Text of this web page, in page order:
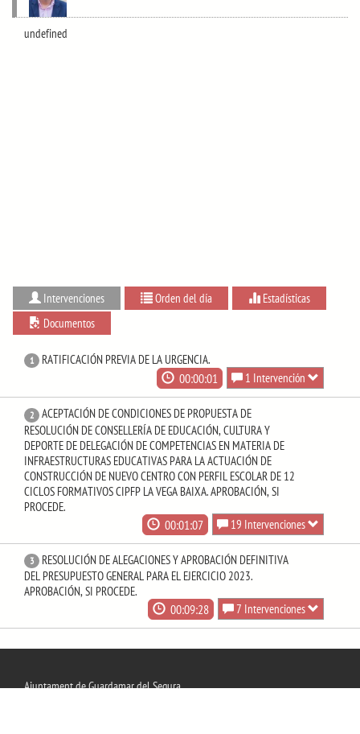
undefined
Intervenciones Orden del día
Estadísticas
Documentos
1 RATIFICACIÓN PREVIA DE LA URGENCIA.
00:00:01 1 Intervención
2
ACEPTACIÓN DE CONDICIONES DE PROPUESTA DE
RESOLUCIÓN DE CONSELLERÍA DE EDUCACIÓN, CULTURA Y
DEPORTE DE DELEGACIÓN DE COMPETENCIAS EN MATERIA DE
INFRAESTRUCTURAS EDUCATIVAS PARA LA ACTUACIÓN DE
CONSTRUCCIÓN DE NUEVO CENTRO CON PERFIL ESCOLAR DE 12
CICLOS FORMATIVOS CIPFP LA VEGA BAIXA. APROBACIÓN, SI
PROCEDE.
00:01:07 19 Intervenciones
3
RESOLUCIÓN DE ALEGACIONES Y APROBACIÓN DEFINITIVA
DEL PRESUPUESTO GENERAL PARA EL EJERCICIO 2023.
APROBACIÓN, SI PROCEDE.
00:09:28 7 Intervenciones
Ajuntament de Guardamar del Segura